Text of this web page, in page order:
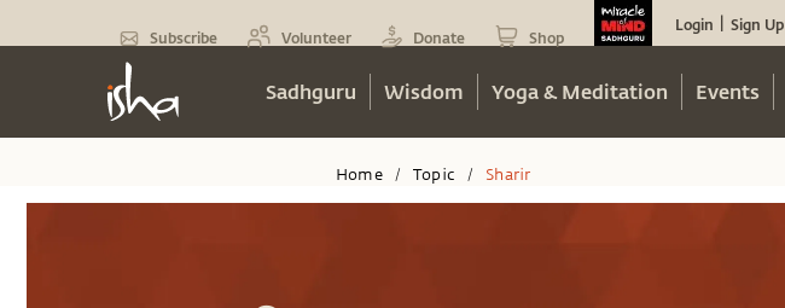
Subscribe Volunteer Donate Shop
Login Sign Up
Sadhguru Wisdom Yoga & Meditation Events
Home / Topic / Sharir